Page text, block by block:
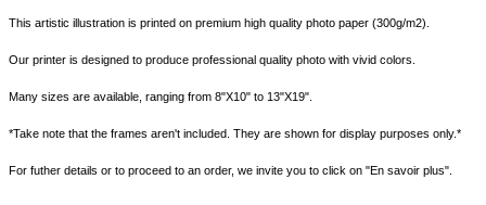
This artistic illustration is printed on premium high quality photo paper (300g/m2).
Our printer is designed to produce professional quality photo with vivid colors.
Many sizes are available, ranging from 8"X10" to 13"X19".
*Take note that the frames aren't included. They are shown for display purposes only.*
For futher details or to proceed to an order, we invite you to click on "En savoir plus".